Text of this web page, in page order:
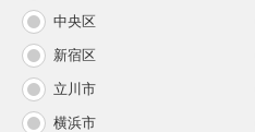
中央区
新宿区
立川市
横浜市